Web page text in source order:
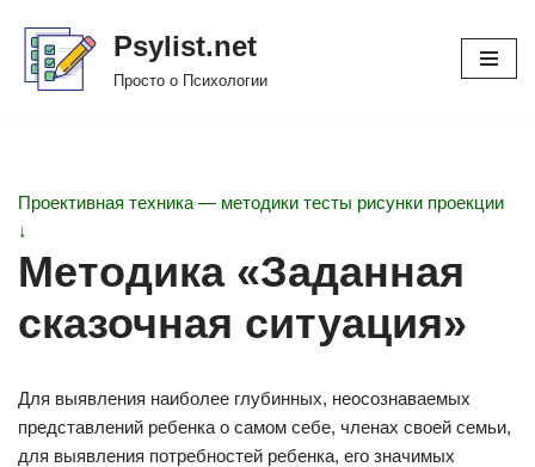
Перейти
Psylist.net
Просто о Психологии
Проективная техника — методики тесты рисунки проекции
↓
Методика «Заданная
сказочная ситуация»
Для выявления наиболее глубинных, неосознаваемых
представлений ребенка о самом себе, членах своей семьи,
для выявления потребностей ребенка, его значимых